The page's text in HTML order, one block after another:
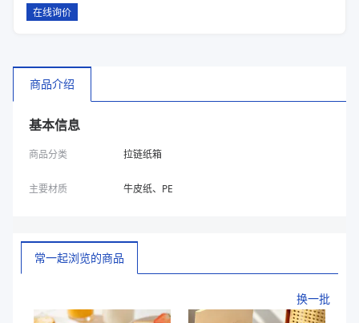
在线询价
商品介绍
基本信息
商品分类 拉链纸箱
主要材质 牛皮纸、PE
常一起浏览的商品
换一批